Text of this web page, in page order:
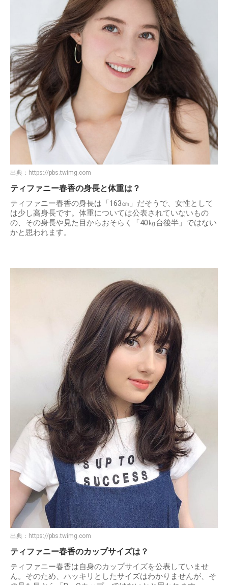
出典： https://pbs.twimg.com
ティファニー春香の身長と体重は？
ティファニー春香の身長は「163㎝」だそうで、女性として
は少し高身長です。体重については公表されていないもの
の、その身長や見た目からおそらく「40㎏台後半」ではない
かと思われます。
出典： https://pbs.twimg.com
ティファニー春香のカップサイズは？
ティファニー春香は自身のカップサイズを公表していませ
ん。そのため、ハッキリとしたサイズはわかりませんが、そ